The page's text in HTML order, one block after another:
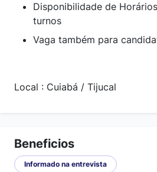
Disponibilidade de
turnos
Vaga também para
Local : Cuiabá / Tijucal
Beneficios
Informado na entrevista